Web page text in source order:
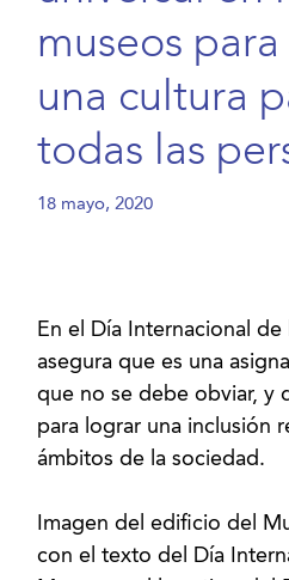
museos
una cultura
todas las
18 mayo, 2020
En el Día Internacional de
asegura que es una
que no se debe obviar, y
para lograr una inclusión
ámbitos de la sociedad.
Imagen del edificio del
con el texto del Día